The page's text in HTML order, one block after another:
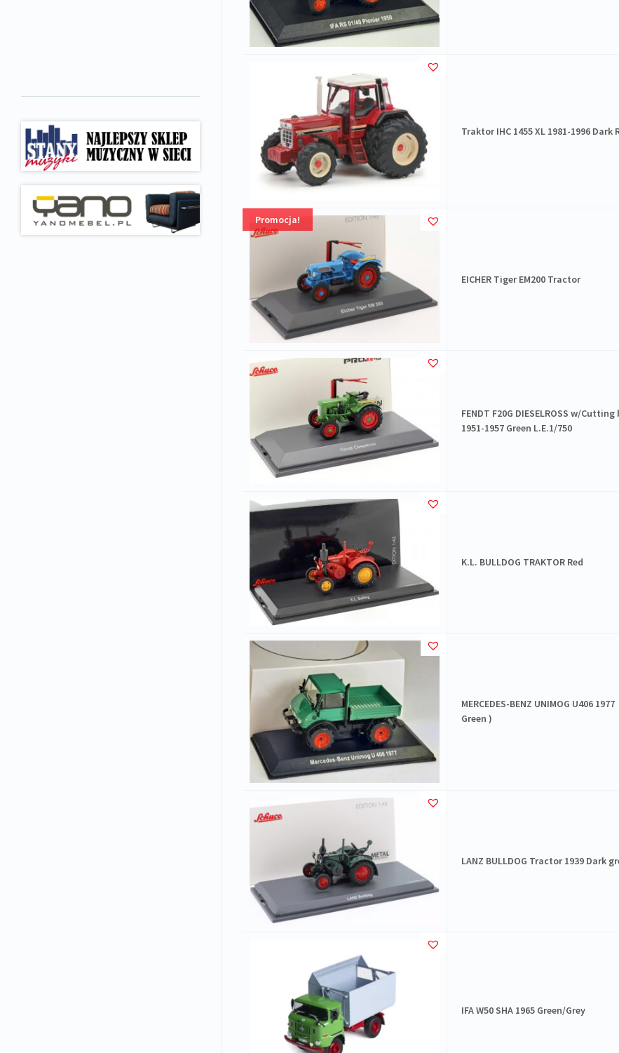
Traktor IHC 1455 XL 1981-1996 Dark
Promocja!
EICHER Tiger EM200 Tractor
FENDT F20G DIESELROSS w/Cutting
1951-1957 Green L.E.1/750
K.L. BULLDOG TRAKTOR Red
MERCEDES-BENZ UNIMOG U406 1977
Green )
LANZ BULLDOG Tractor 1939 Dark
IFA W50 SHA 1965 Green/Grey